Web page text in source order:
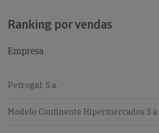
Ranking por vendas
Empresa
Petrogal, S.a.
Modelo Continente Hipermercados S.a.